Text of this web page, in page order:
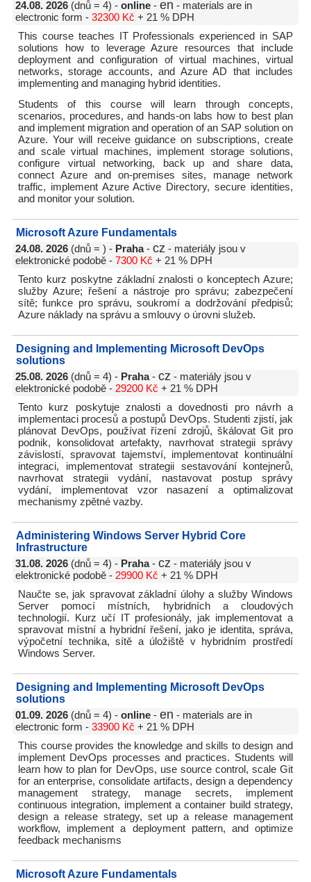
24.08. 2026 (dnů = 4) - online - en - materials are in
electronic form - 32300 Kč + 21 % DPH
This course teaches IT Professionals experienced in SAP
solutions how to leverage Azure resources that include
deployment and configuration of virtual machines, virtual
networks, storage accounts, and Azure AD that includes
implementing and managing hybrid identities.
Students of this course will learn through concepts,
scenarios, procedures, and hands-on labs how to best plan
and implement migration and operation of an SAP solution on
Azure. Your will receive guidance on subscriptions, create
and scale virtual machines, implement storage solutions,
configure virtual networking, back up and share data,
connect Azure and on-premises sites, manage network
traffic, implement Azure Active Directory, secure identities,
and monitor your solution.
Microsoft Azure Fundamentals
24.08. 2026 (dnů = ) - Praha- cz - materiály jsou v
elektronické podobě - 7300 Kč + 21 % DPH
Tento kurz poskytne základní znalosti o konceptech Azure;
služby Azure; řešení a nástroje pro správu; zabezpečení
sítě; funkce pro správu, soukromí a dodržování předpisů;
Azure náklady na správu a smlouvy o úrovni služeb.
Designing and Implementing Microsoft DevOps
solutions
25.08. 2026 (dnů = 4) - Praha- cz - materiály jsou v
elektronické podobě - 29200 Kč + 21 % DPH
Tento kurz poskytuje znalosti a dovednosti pro návrh a
implementaci procesů a postupů DevOps. Studenti zjistí, jak
plánovat DevOps, používat řízení zdrojů, škálovat Git pro
podnik, konsolidovat artefakty, navrhovat strategii správy
závislostí, spravovat tajemství, implementovat kontinuální
integraci, implementovat strategii sestavování kontejnerů,
navrhovat strategii vydání, nastavovat postup správy
vydání, implementovat vzor nasazení a optimalizovat
mechanismy zpětné vazby.
Administering Windows Server Hybrid Core
Infrastructure
31.08. 2026 (dnů = 4) - Praha- cz - materiály jsou v
elektronické podobě - 29900 Kč + 21 % DPH
Naučte se, jak spravovat základní úlohy a služby Windows
Server pomocí místních, hybridních a cloudových
technologií. Kurz učí IT profesionály, jak implementovat a
spravovat místní a hybridní řešení, jako je identita, správa,
výpočetní technika, sítě a úložiště v hybridním prostředí
Windows Server.
Designing and Implementing Microsoft DevOps
solutions
01.09. 2026 (dnů = 4) - online - en - materials are in
electronic form - 33900 Kč + 21 % DPH
This course provides the knowledge and skills to design and
implement DevOps processes and practices. Students will
learn how to plan for DevOps, use source control, scale Git
for an enterprise, consolidate artifacts, design a dependency
management strategy, manage secrets, implement
continuous integration, implement a container build strategy,
design a release strategy, set up a release management
workflow, implement a deployment pattern, and optimize
feedback mechanisms
Microsoft Azure Fundamentals